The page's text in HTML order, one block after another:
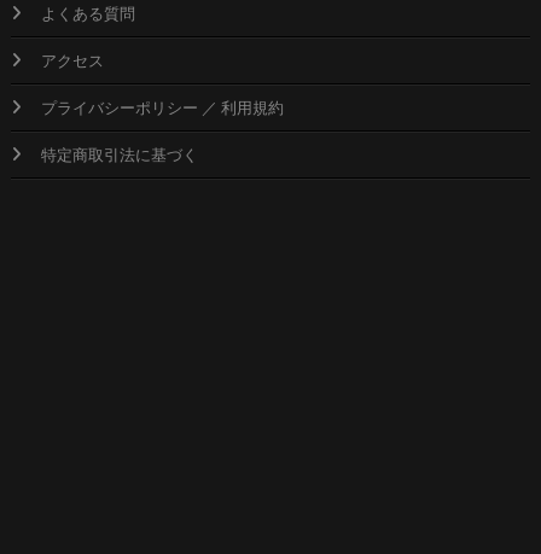
よくある質問
アクセス
プライバシーポリシー ／ 利用規約
特定商取引法に基づく